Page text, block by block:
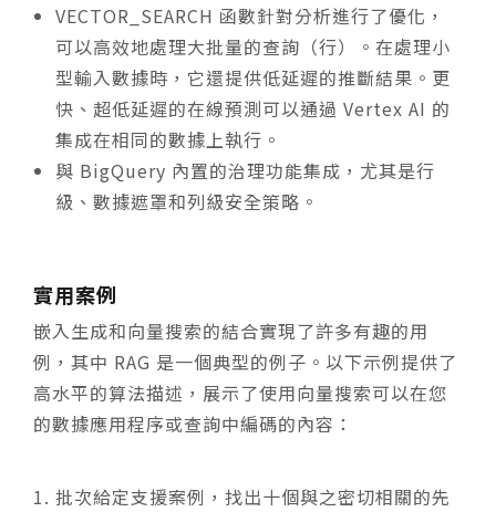
VECTOR_SEARCH 函數針對分析進行了優化，
可以高效地處理大批量的查詢（行）。在處理小
型輸入數據時，它還提供低延遲的推斷結果。更
快、超低延遲的在線預測可以通過 Vertex AI 的
集成在相同的數據上執行。
與 BigQuery 內置的治理功能集成，尤其是行
級、數據遮罩和列級安全策略。
實用案例
嵌入生成和向量搜索的結合實現了許多有趣的用
例，其中 RAG 是一個典型的例子。以下示例提供了
高水平的算法描述，展示了使用向量搜索可以在您
的數據應用程序或查詢中編碼的內容：
批次給定支援案例，找出十個與之密切相關的先